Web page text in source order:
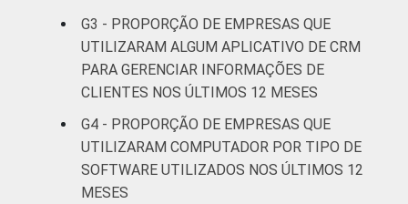
Atividades
imobiliárias;
Atividades
profissionais,
científicas e
técnicas;
Atividades
43
G3 - PROPORÇÃO DE EMPRESAS QUE
UTILIZARAM ALGUM APLICATIVO DE CRM
PARA GERENCIAR INFORMAÇÕES DE
CLIENTES NOS ÚLTIMOS 12 MESES
G4 - PROPORÇÃO DE EMPRESAS QUE
UTILIZARAM COMPUTADOR POR TIPO DE
SOFTWARE UTILIZADOS NOS ÚLTIMOS 12
MESES